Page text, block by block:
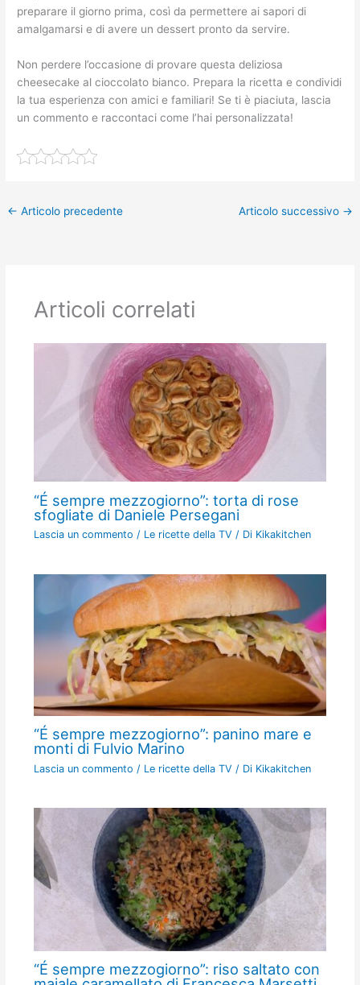
preparare il giorno prima, così da permettere ai sapori di
amalgamarsi e di avere un dessert pronto da servire.
Non perdere l’occasione di provare questa deliziosa
cheesecake al cioccolato bianco. Prepara la ricetta e condividi
la tua esperienza con amici e familiari! Se ti è piaciuta, lascia
un commento e raccontaci come l’hai personalizzata!
← Articolo precedente Articolo successivo →
Articoli correlati
“É sempre mezzogiorno”: torta di rose
sfogliate di Daniele Persegani
Lascia un commento / Le ricette della TV / Di Kikakitchen
“É sempre mezzogiorno”: panino mare e
monti di Fulvio Marino
Lascia un commento / Le ricette della TV / Di Kikakitchen
“É sempre mezzogiorno”: riso saltato con